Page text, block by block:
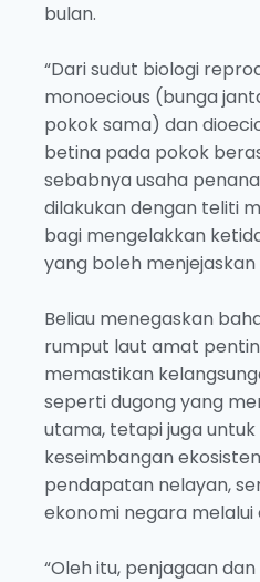
bulan.
“Dari sudut biologi
monoecious (bunga
pokok sama) dan
betina pada pokok
sebabnya usaha
dilakukan dengan teliti
bagi mengelakkan
yang boleh
Beliau menegaskan
rumput laut amat
memastikan
seperti dugong yang
utama, tetapi juga
keseimbangan
pendapatan nelayan,
ekonomi negara
“Oleh itu, penjagaan